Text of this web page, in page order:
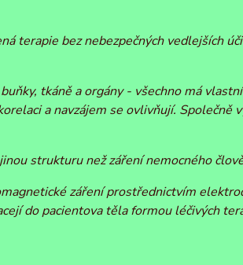
terapie bez nebezpečných vedlejších
tkáně a orgány - všechno má
a navzájem se ovlivňují.
strukturu než záření nemocného
záření prostřednictvím
do pacientova těla formou léčivých